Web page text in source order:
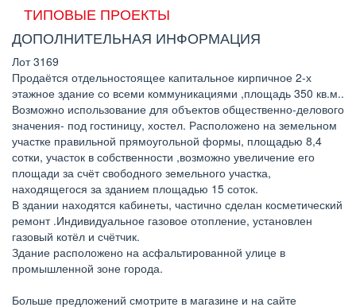
ТИПОВЫЕ ПРОЕКТЫ
ДОПОЛНИТЕЛЬНАЯ ИНФОРМАЦИЯ
Лот 3169
Продаётся отдельностоящее капитальное кирпичное 2-х
этажное здание со всеми коммуникациями ,площадь 350 кв.м..
Возможно использование для объектов общественно-делового
значения- под гостиницу, хостел. Расположено на земельном
участке правильной прямоугольной формы, площадью 8,4
сотки, участок в собственности ,возможно увеличение его
площади за счёт свободного земельного участка,
находящегося за зданием площадью 15 соток.
В здании находятся кабинеты, частично сделан косметический
ремонт .Индивидуальное газовое отопление, установлен
газовый котёл и счётчик.
Здание расположено на асфальтированной улице в
промышленной зоне города.
Больше предложений смотрите в магазине и на сайте